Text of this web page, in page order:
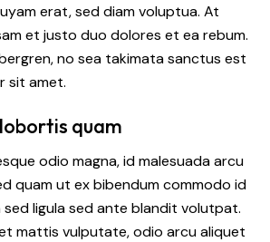
erat, sed diam voluptua. At
et justo duo dolores et ea rebum.
no sea takimata sanctus est
sit amet.
quam
odio magna, id malesuada arcu
quam ut ex bibendum commodo id
sed ligula sed ante blandit volutpat.
mattis vulputate, odio arcu aliquet